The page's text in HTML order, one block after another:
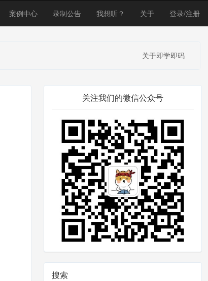
案例中心 录制公告 我想听？ 关于 登录/注册
关于即学即码
关注我们的微信公众号
搜索